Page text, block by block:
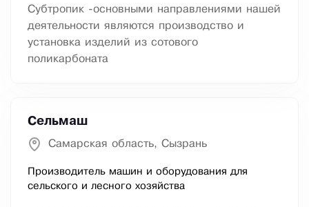
Субтропик -основными направлениями нашей
деятельности являются производство и
установка изделий из сотового
поликарбоната
Сельмаш
Самарская область, Сызрань
Производитель машин и оборудования для
сельского и лесного хозяйства